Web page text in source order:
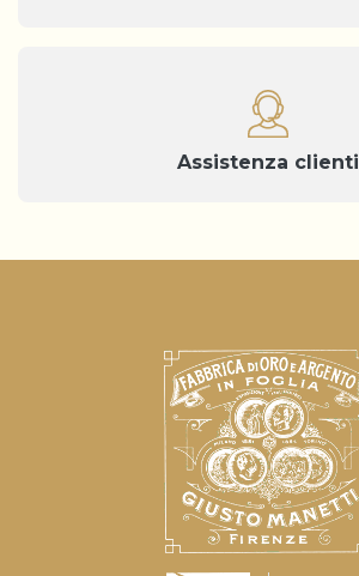
Assistenza clienti